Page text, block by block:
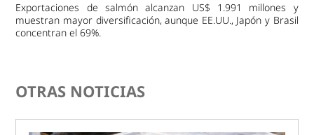
Exportaciones de salmón alcanzan US$ 1.991 millones y
muestran mayor diversificación, aunque EE.UU., Japón y Brasil
concentran el 69%.
OTRAS NOTICIAS